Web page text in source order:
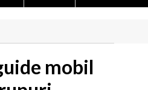
mobil